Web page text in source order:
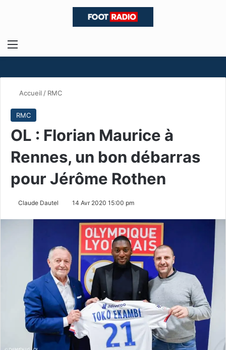
Menu
Accueil / RMC
RMC
OL : Florian Maurice à
Rennes, un bon débarras
pour Jérôme Rothen
Claude Dautel 14 Avr 2020 15:00 pm